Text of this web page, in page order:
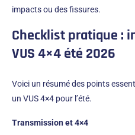
impacts ou des fissures.
Checklist pratique :
VUS 4×4 été 2026
Voici un résumé des points
un VUS 4×4 pour l’été.
Transmission et 4×4